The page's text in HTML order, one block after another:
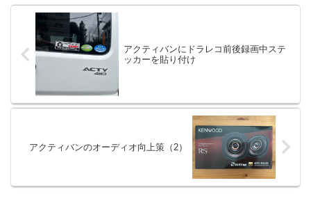
アクティバンにドラレコ前後録画中ステ
ッカーを貼り付け
アクティバンのオーディオ向上策（2）